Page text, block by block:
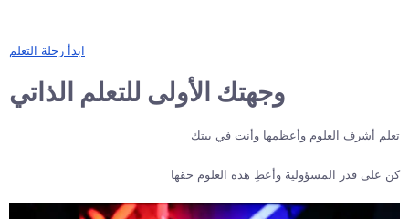
ابدأ رحلة التعلم
وجهتك الأولى للتعلم الذاتي
تعلم أشرف العلوم وأعظمها وأنت في بيتك
كن على قدر المسؤولية وأعطِ هذه العلوم حقها